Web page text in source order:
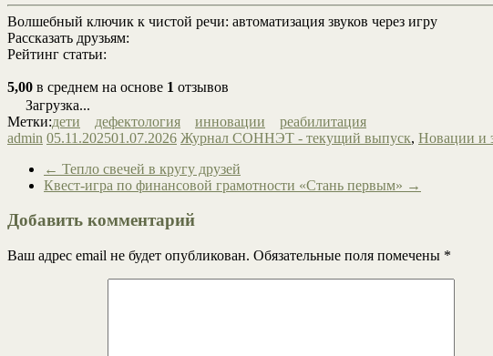
Волшебный ключик к чистой речи: автоматизация звуков через игру
Рассказать друзьям:
Рейтинг статьи:
5,00 в среднем на основе 1 отзывов
Загрузка...
Метки:дети дефектология инновации
реабилитация
admin 05.11.202501.07.2026 Журнал СОННЭТ - текущий выпуск, Новации и
← Тепло свечей в кругу друзей
Квест-игра по финансовой грамотности «Стань первым» →
Добавить комментарий
Ваш адрес email не будет опубликован. Обязательные поля помечены *